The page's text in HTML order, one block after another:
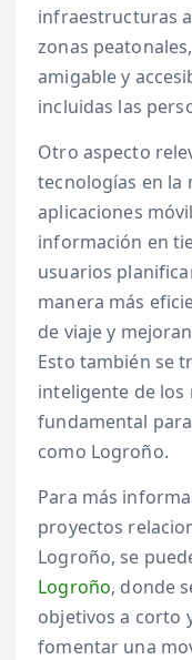
infraestructuras
zonas
amigable y
incluidas las
Otro aspecto
tecnologías en la
aplicaciones
información en
usuarios
manera más
de viaje y
Esto también se
inteligente de los
fundamental
como Logroño.
Para más
proyectos
Logroño, se
Logroño, donde
objetivos a corto
fomentar una